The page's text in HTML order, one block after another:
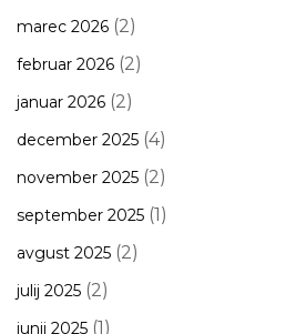
marec 2026 (2)
februar 2026 (2)
januar 2026 (2)
december 2025 (4)
november 2025 (2)
september 2025 (1)
avgust 2025 (2)
julij 2025 (2)
junij 2025 (1)